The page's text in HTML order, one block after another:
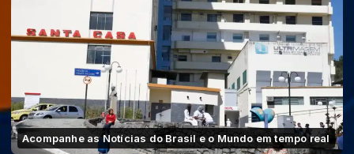
Acompanhe as Notícias do Brasil e o Mundo em tempo real